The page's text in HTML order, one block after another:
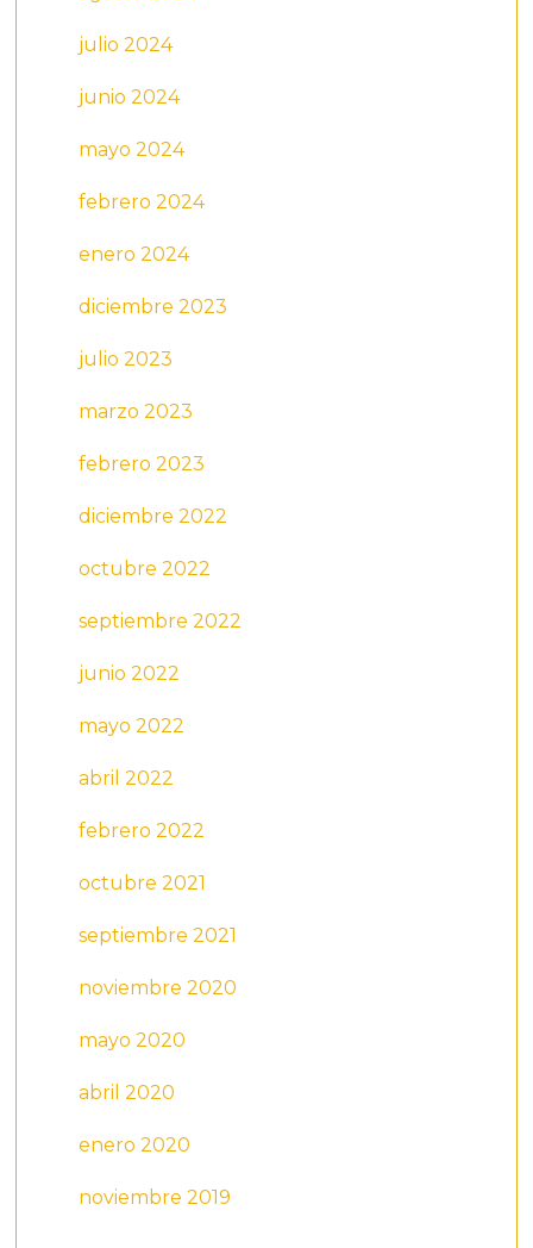
julio 2024
junio 2024
mayo 2024
febrero 2024
enero 2024
diciembre 2023
julio 2023
marzo 2023
febrero 2023
diciembre 2022
octubre 2022
septiembre 2022
junio 2022
mayo 2022
abril 2022
febrero 2022
octubre 2021
septiembre 2021
noviembre 2020
mayo 2020
abril 2020
enero 2020
noviembre 2019